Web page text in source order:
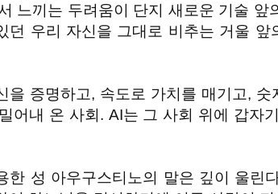
느끼는 두려움이 단지 새로운 기술 앞
던 우리 자신을 그대로 비추는 거울 앞
을 증명하고, 속도로 가치를 매기고,
어내 온 사회. AI는 그 사회 위에 갑자
한 성 아우구스티노의 말은 깊이 울린